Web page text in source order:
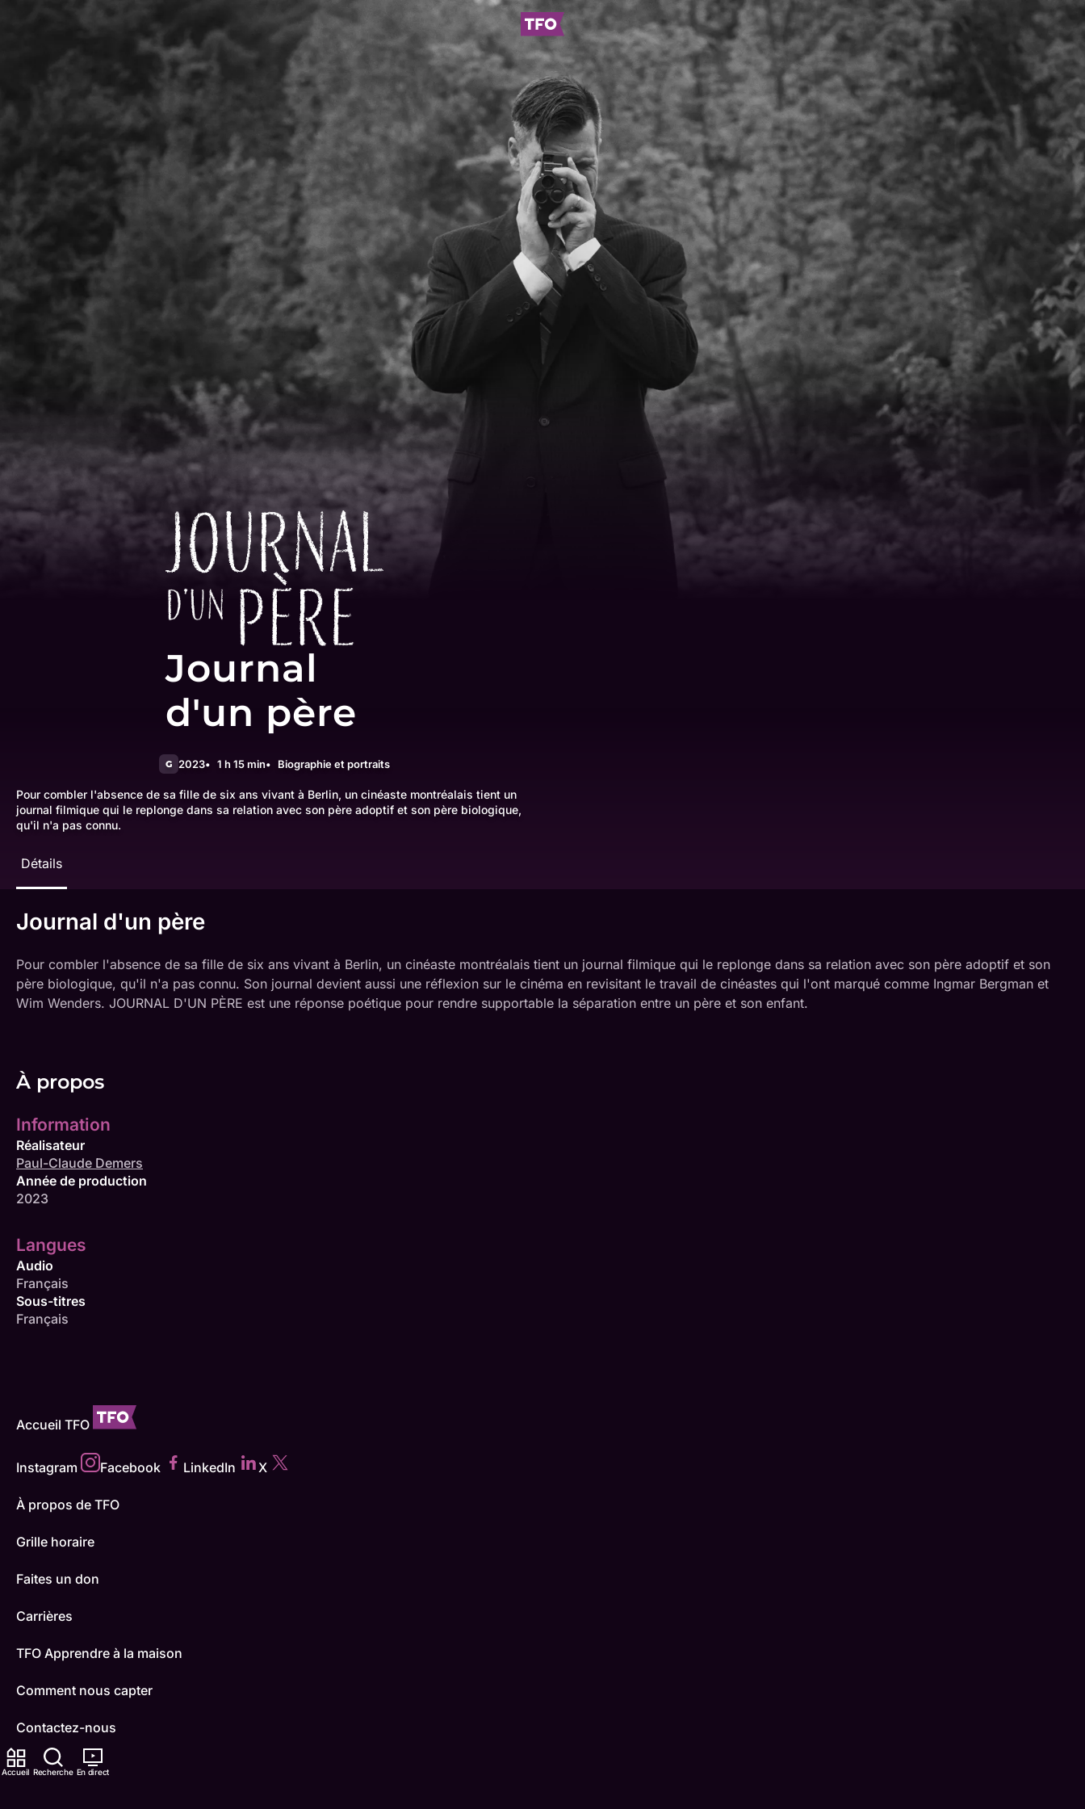
Accueil Recherche En direct
Journal
d'un père
G 2023 1 h 15 min Biographie et portraits
Pour combler l'absence de sa fille de six ans vivant à Berlin, un cinéaste montréalais tient un
journal filmique qui le replonge dans sa relation avec son père adoptif et son père biologique,
qu'il n'a pas connu.
Détails
Journal d'un père
Pour combler l'absence de sa fille de six ans vivant à Berlin, un cinéaste montréalais tient un journal filmique qui le replonge dans sa relation avec son père adoptif et son
père biologique, qu'il n'a pas connu. Son journal devient aussi une réflexion sur le cinéma en revisitant le travail de cinéastes qui l'ont marqué comme Ingmar Bergman et
Wim Wenders. JOURNAL D'UN PÈRE est une réponse poétique pour rendre supportable la séparation entre un père et son enfant.
À propos
Information
Réalisateur
Paul-Claude Demers
Année de production
2023
Langues
Audio
Français
Sous-titres
Français
Accueil TFO
Instagram Facebook LinkedIn X
À propos de TFO
Grille horaire
Faites un don
Carrières
TFO Apprendre à la maison
Comment nous capter
Contactez-nous
ONFR